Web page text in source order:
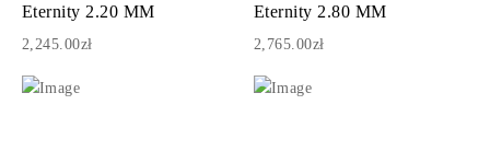
Eternity 2.20 MM
2,245.00zł
Eternity 2.80 MM
2,765.00zł